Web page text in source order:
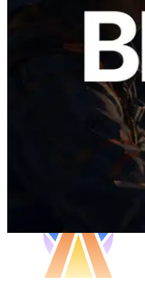
Leer este artículo